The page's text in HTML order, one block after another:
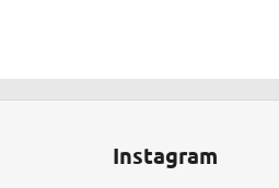
Instagram